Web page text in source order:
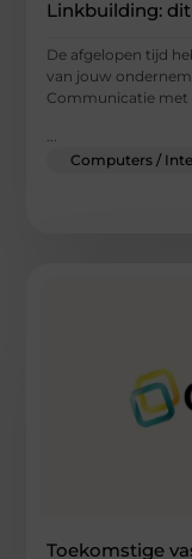
Linkbuilding:
De afgelopen tijd
van jouw
Communicatie met
...
Computers /
Toekomstige